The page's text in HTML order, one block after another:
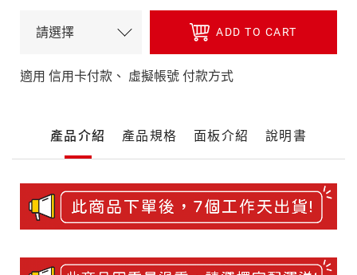
ADD TO CART
適用 信用卡付款、 虛擬帳號 付款方式
詳
紹
產品介紹 產品規格 面板介紹 說明書
產
品
介
紹